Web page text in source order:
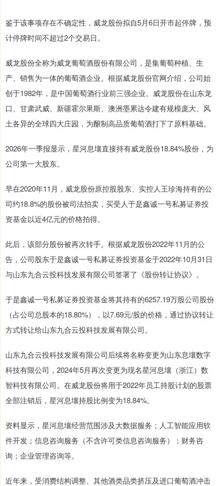
鉴于该事项存在不确定性，威龙股份拟自5月6日开市起停牌，预
计停牌时间不超过2个交易日。
威龙股份全称为威龙葡萄酒股份有限公司，是集葡萄种植、生
产、销售为一体的葡萄酒企业。根据威龙股份官网介绍，公司始
创于1982年，是中国葡萄酒行业前三强企业。威龙股份在山东龙
口、甘肃武威、新疆霍尔果斯、澳洲墨累达令建有规模庞大、风
土各异的全球四大庄园，为酿制高品质葡萄酒打下了原料基础。
2026年一季报显示，星河息壤直接持有威龙股份18.84%股份，为
公司第一大股东。
早在2020年11月，威龙股份原控股股东、实控人王珍海持有的公
司约18.8%的股份被司法拍卖，买受人于是鑫诚一号私募证券投
资基金以近4亿元的价格拍得。
此后，该部分股份被再次转手。根据威龙股份2022年11月的公
告，公司股东于是鑫诚一号私募证券投资基金于2022年10月31日
与山东九合云投科技发展有限公司签署了《股份转让协议》。
于是鑫诚一号私募证券投资基金将其持有的6257.19万股公司股份
（占公司总股本的18.80%），以7.69元/股的价格，通过协议转让
方式转让给山东九合云投科技发展有限公司。
山东九合云投科技发展有限公司后续将名称变更为山东息壤数字
科技有限公司，2024年5月再次变更为现名星河息壤（浙江）数
智科技有限公司。在威龙股份将用于2022年员工持股计划的股票
全部注销后，星河息壤持股比例变为18.84%。
资料显示，星河息壤经营范围涉及大数据服务；人工智能应用软
件开发；信息咨询服务（不含许可类信息咨询服务）；财务咨
询；企业管理咨询等。
近年来，受消费结构调整、其他酒类品类挤压及进口葡萄酒冲击